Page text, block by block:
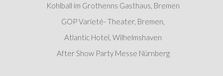
Kohlball im Grothenns Gasthaus, Bremen
GOP Varieté- Theater, Bremen,
Atlantic Hotel, Wilhelmshaven
After Show Party Messe Nürnberg